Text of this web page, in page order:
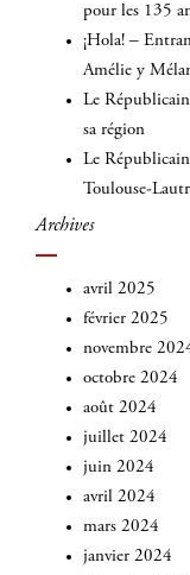
pour les 135
¡Hola! –
Amélie y
Le
sa région
Le
Toulouse-
Archives
avril 2025
février 2025
novembre
octobre 2024
août 2024
juillet 2024
juin 2024
avril 2024
mars 2024
janvier 2024